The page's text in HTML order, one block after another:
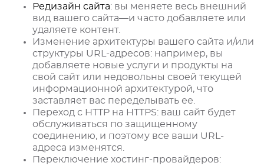
Редизайн сайта: вы меняете весь внешний
вид вашего сайта—и часто добавляете или
удаляете контент.
Изменение архитектуры вашего сайта и/или
структуры URL-адресов: например, вы
добавляете новые услуги и продукты на
свой сайт или недовольны своей текущей
информационной архитектурой, что
заставляет вас переделывать ее.
Переход с HTTP на HTTPS: ваш сайт будет
обслуживаться по защищенному
соединению, и поэтому все ваши URL-
адреса изменятся.
Переключение хостинг-провайдеров: